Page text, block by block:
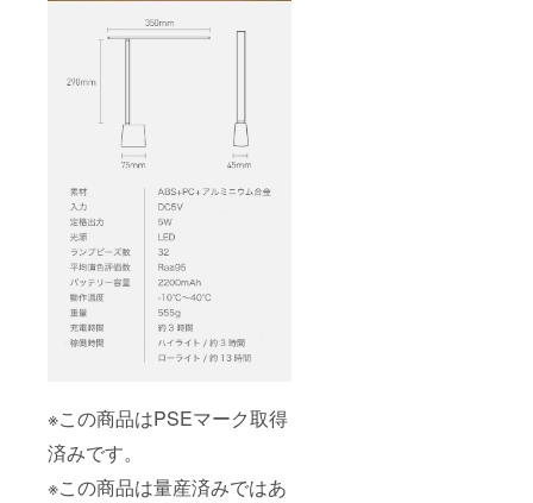
※この商品はPSEマーク取得
済みです。
※この商品は量産済みではあ